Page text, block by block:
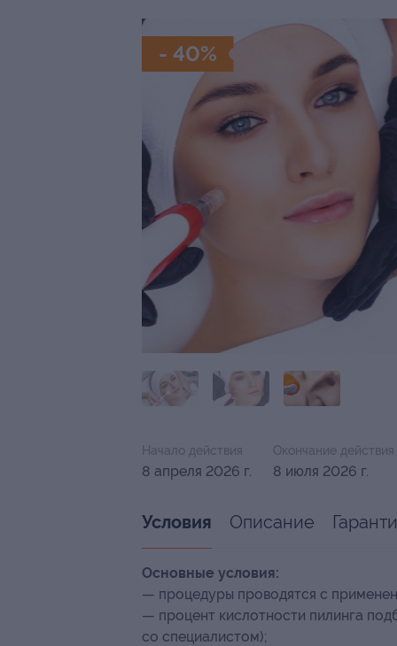
- 40%
Начало действия
8 апреля 2026 г.
Окончание действия
8 июля 2026 г.
Условия Описание
Основные условия:
— процедуры проводятся с
— процент кислотности пилинга
со специалистом);